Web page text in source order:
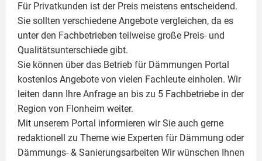
Für Privatkunden ist der Preis meistens entscheidend.
Sie sollten verschiedene Angebote vergleichen, da es
unter den Fachbetrieben teilweise große Preis- und
Qualitätsunterschiede gibt.
Sie können über das Betrieb für Dämmungen Portal
kostenlos Angebote von vielen Fachleute einholen. Wir
leiten dann Ihre Anfrage an bis zu 5 Fachbetriebe in der
Region von Flonheim weiter.
Mit unserem Portal informieren wir Sie auch gerne
redaktionell zu Theme wie Experten für Dämmung oder
Dämmungs- & Sanierungsarbeiten Wir wünschen Ihnen